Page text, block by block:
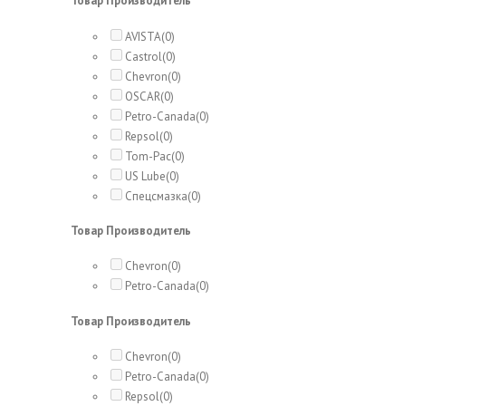
AVISTA(0)
Castrol(0)
Chevron(0)
OSCAR(0)
Petro-Canada(0)
Repsol(0)
Tom-Pac(0)
US Lube(0)
Спецсмазка(0)
Товар Производитель
Chevron(0)
Petro-Canada(0)
Товар Производитель
Chevron(0)
Petro-Canada(0)
Repsol(0)